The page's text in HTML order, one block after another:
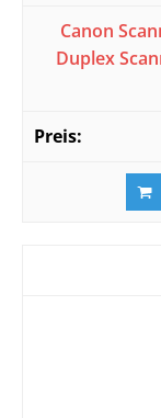
Canon
Duplex